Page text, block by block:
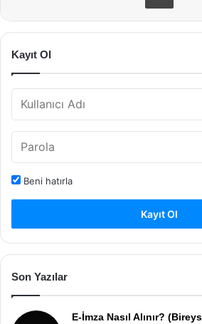
Kayıt Ol
Beni hatırla
Kayıt Ol
Son Yazılar
E-İmza Nasıl Alınır?